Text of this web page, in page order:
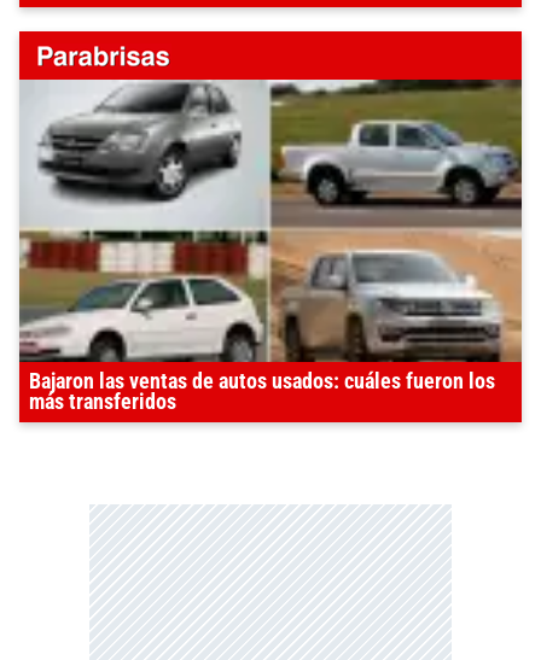
Bajaron las ventas de autos usados: cuáles fueron los
más transferidos